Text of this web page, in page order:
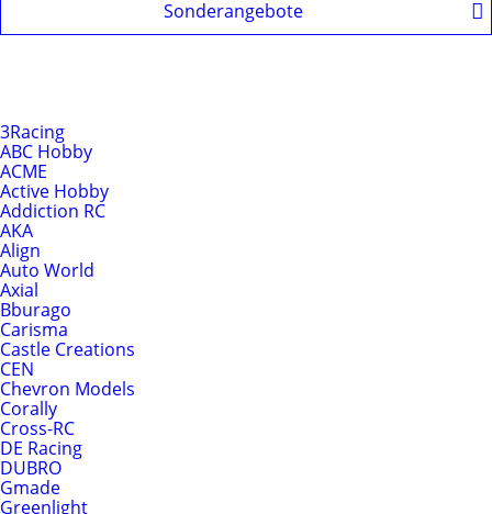
Sonderangebote
3Racing
ABC Hobby
ACME
Active Hobby
Addiction RC
AKA
Align
Auto World
Axial
Bburago
Carisma
Castle Creations
CEN
Chevron Models
Corally
Cross-RC
DE Racing
DUBRO
Gmade
Greenlight